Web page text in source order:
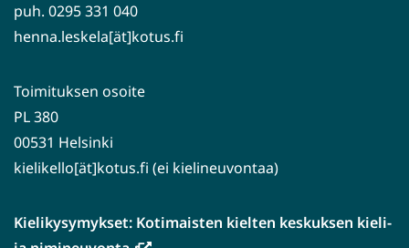
puh. 0295 331 040
henna.leskela[ät]kotus.fi
Toimituksen osoite
PL 380
00531 Helsinki
kielikello[ät]kotus.fi (ei kielineuvontaa)
Kielikysymykset: Kotimaisten kielten keskuksen kieli-